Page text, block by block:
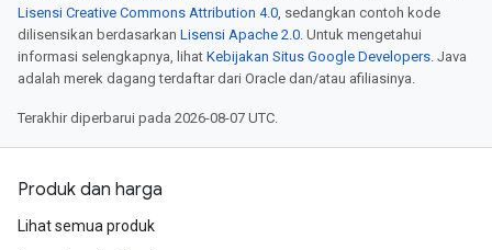
Lisensi Creative Commons Attribution 4.0, sedangkan contoh kode
dilisensikan berdasarkan Lisensi Apache 2.0. Untuk mengetahui
informasi selengkapnya, lihat Kebijakan Situs Google Developers. Java
adalah merek dagang terdaftar dari Oracle dan/atau afiliasinya.
Terakhir diperbarui pada 2026-08-07 UTC.
Produk dan harga
Lihat semua produk